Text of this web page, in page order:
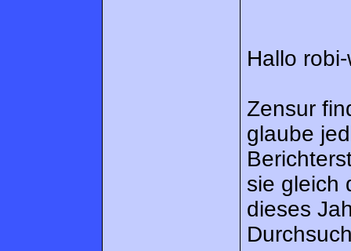
Hallo
Zensur
glaube
sie gleich
dieses